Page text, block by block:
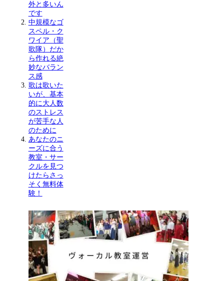
外と多いん
です
中規模なゴ
スペル・ク
ワイア（聖
歌隊）だか
ら作れる絶
妙なバラン
ス感
歌は歌いた
いが、基本
的に大人数
のストレス
が苦手な人
のために
あなたのニ
ーズに合う
教室・サー
クルを見つ
けたらさっ
そく無料体
験！